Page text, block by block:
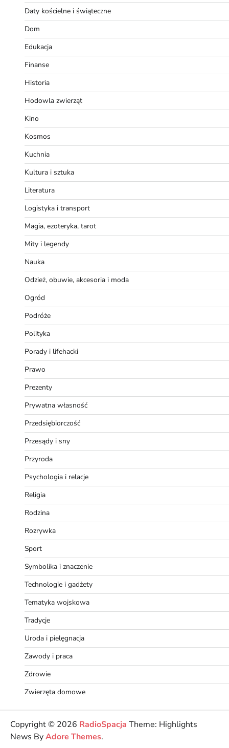
Daty kościelne i świąteczne
Dom
Edukacja
Finanse
Historia
Hodowla zwierząt
Kino
Kosmos
Kuchnia
Kultura i sztuka
Literatura
Logistyka i transport
Magia, ezoteryka, tarot
Mity i legendy
Nauka
Odzież, obuwie, akcesoria i moda
Ogród
Podróże
Polityka
Porady i lifehacki
Prawo
Prezenty
Prywatna własność
Przedsiębiorczość
Przesądy i sny
Przyroda
Psychologia i relacje
Religia
Rodzina
Rozrywka
Sport
Symbolika i znaczenie
Technologie i gadżety
Tematyka wojskowa
Tradycje
Uroda i pielęgnacja
Zawody i praca
Zdrowie
Zwierzęta domowe
Copyright © 2026 RadioSpacja Theme: Highlights
News ByAdore Themes.